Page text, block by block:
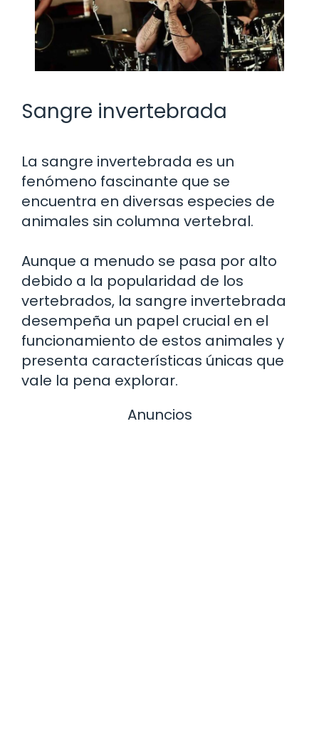
Sangre invertebrada
La sangre invertebrada es un
fenómeno fascinante que se
encuentra en diversas especies de
animales sin columna vertebral.
Aunque a menudo se pasa por alto
debido a la popularidad de los
vertebrados, la sangre invertebrada
desempeña un papel crucial en el
funcionamiento de estos animales y
presenta características únicas que
vale la pena explorar.
Anuncios